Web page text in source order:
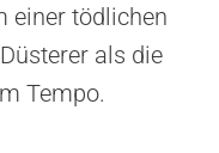
einer tödlichen
als die
Tempo.